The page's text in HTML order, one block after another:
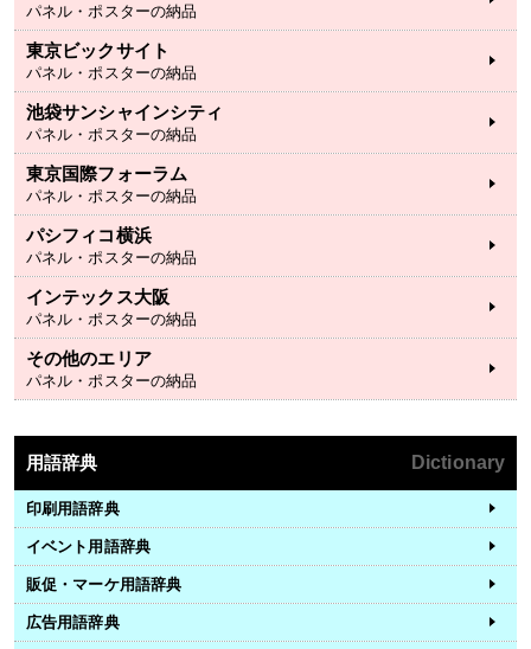
パネル・ポスターの納品
東京ビックサイト
パネル・ポスターの納品
池袋サンシャインシティ
パネル・ポスターの納品
東京国際フォーラム
パネル・ポスターの納品
パシフィコ横浜
パネル・ポスターの納品
インテックス大阪
パネル・ポスターの納品
その他のエリア
パネル・ポスターの納品
用語辞典 Dictionary
印刷用語辞典
イベント用語辞典
販促・マーケ用語辞典
広告用語辞典